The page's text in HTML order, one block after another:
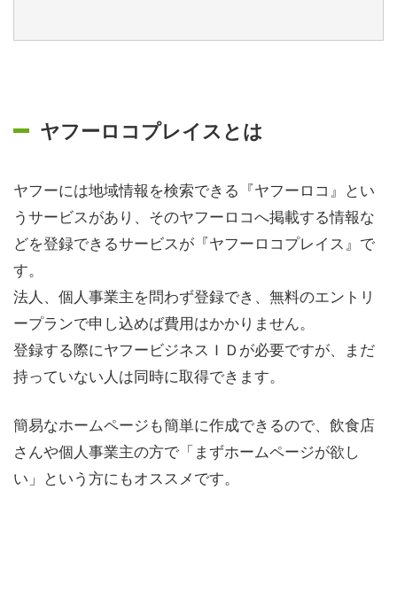
ヤフーロコプレイスとは
ヤフーには地域情報を検索できる『ヤフーロコ』とい
うサービスがあり、そのヤフーロコへ掲載する情報な
どを登録できるサービスが『ヤフーロコプレイス』で
す。
法人、個人事業主を問わず登録でき、無料のエントリ
ープランで申し込めば費用はかかりません。
登録する際にヤフービジネスＩＤが必要ですが、まだ
持っていない人は同時に取得できます。
簡易なホームページも簡単に作成できるので、飲食店
さんや個人事業主の方で「まずホームページが欲し
い」という方にもオススメです。